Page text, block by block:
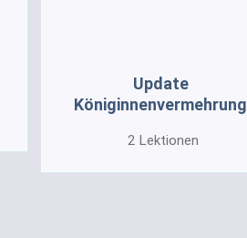
Update
Königinnenvermehrung
2 Lektionen